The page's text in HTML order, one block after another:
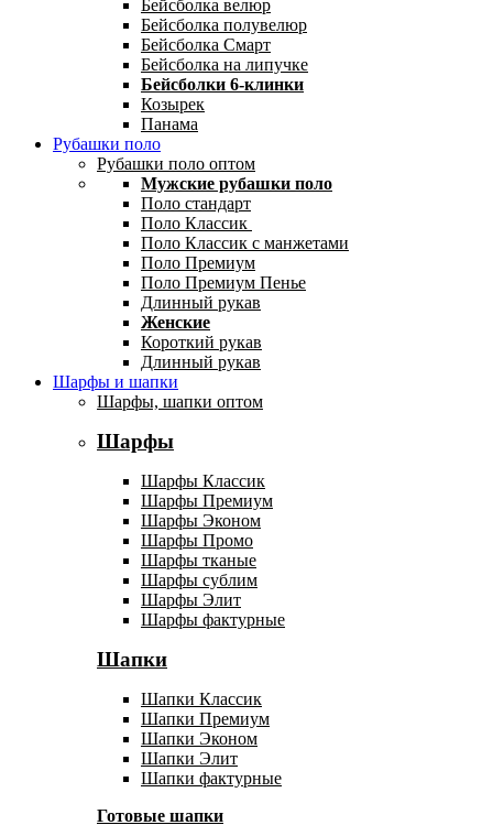
Бейсболка велюр
Бейсболка полувелюр
Бейсболка Смарт
Бейсболка на липучке
Бейсболки 6-клинки
Козырек
Панама
Рубашки поло
Рубашки поло оптом
Мужские рубашки поло
Поло стандарт
Поло Классик
Поло Классик с манжетами
Поло Премиум
Поло Премиум Пенье
Длинный рукав
Женские
Короткий рукав
Длинный рукав
Шарфы и шапки
Шарфы, шапки оптом
Шарфы
Шарфы Классик
Шарфы Премиум
Шарфы Эконом
Шарфы Промо
Шарфы тканые
Шарфы сублим
Шарфы Элит
Шарфы фактурные
Шапки
Шапки Классик
Шапки Премиум
Шапки Эконом
Шапки Элит
Шапки фактурные
Готовые шапки